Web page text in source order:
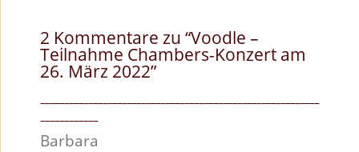
2 Kommentare zu “Voodle –
Teilnahme Chambers-Konzert am
26. März 2022”
Barbara